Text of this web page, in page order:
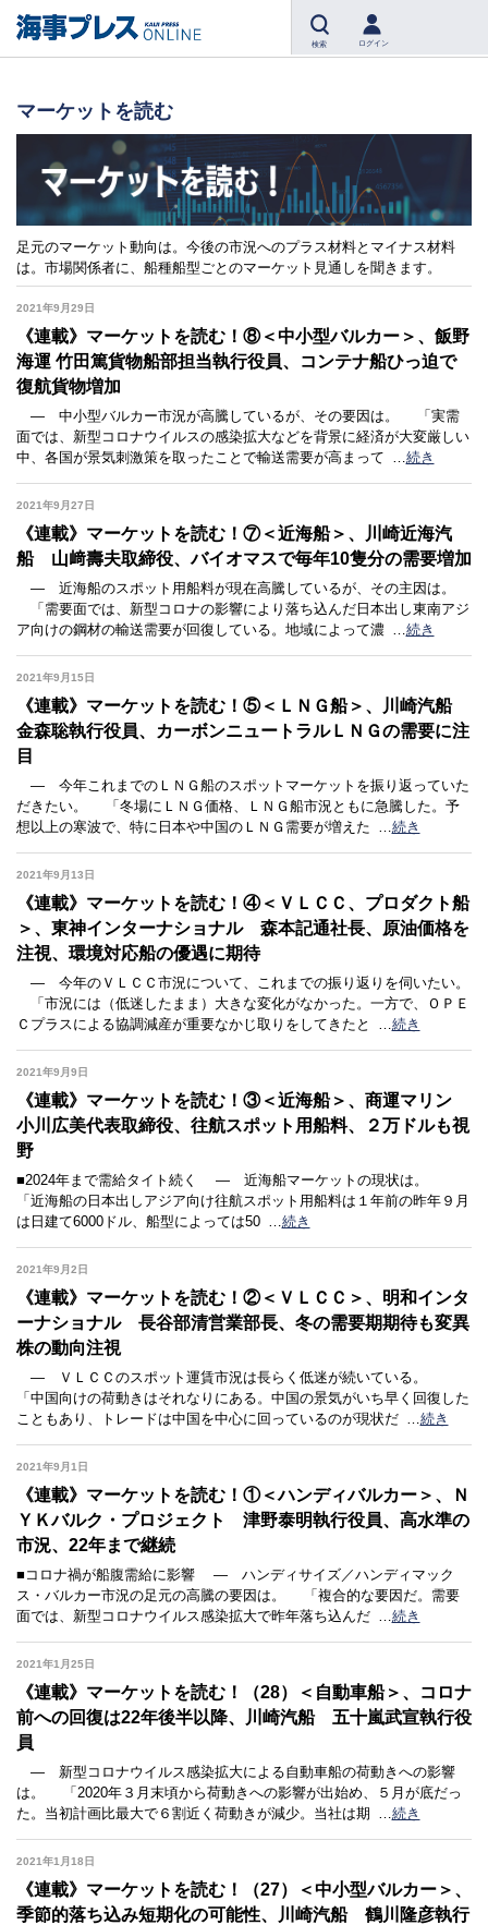
検索 ログイン
マーケットを読む
足元のマーケット動向は。今後の市況へのプラス材料とマイナス材料
は。市場関係者に、船種船型ごとのマーケット見通しを聞きます。
2021年9月29日
《連載》マーケットを読む！⑧＜中小型バルカー＞、飯野
海運 竹田篤貨物船部担当執行役員、コンテナ船ひっ迫で
復航貨物増加
― 中小型バルカー市況が高騰しているが、その要因は。 「実需
面では、新型コロナウイルスの感染拡大などを背景に経済が大変厳しい
中、各国が景気刺激策を取ったことで輸送需要が高まって
続き
2021年9月27日
《連載》マーケットを読む！⑦＜近海船＞、川崎近海汽
船 山﨑壽夫取締役、バイオマスで毎年10隻分の需要増加
― 近海船のスポット用船料が現在高騰しているが、その主因は。
「需要面では、新型コロナの影響により落ち込んだ日本出し東南アジ
ア向けの鋼材の輸送需要が回復している。地域によって濃
続き
2021年9月15日
《連載》マーケットを読む！⑤＜ＬＮＧ船＞、川崎汽船
金森聡執行役員、カーボンニュートラルＬＮＧの需要に注
目
― 今年これまでのＬＮＧ船のスポットマーケットを振り返っていた
だきたい。 「冬場にＬＮＧ価格、ＬＮＧ船市況ともに急騰した。予
想以上の寒波で、特に日本や中国のＬＮＧ需要が増えた
続き
2021年9月13日
《連載》マーケットを読む！④＜ＶＬＣＣ、プロダクト船
＞、東神インターナショナル 森本記通社長、原油価格を
注視、環境対応船の優遇に期待
― 今年のＶＬＣＣ市況について、これまでの振り返りを伺いたい。
「市況には（低迷したまま）大きな変化がなかった。一方で、ＯＰＥ
Ｃプラスによる協調減産が重要なかじ取りをしてきたと
続き
2021年9月9日
《連載》マーケットを読む！③＜近海船＞、商運マリン
小川広美代表取締役、往航スポット用船料、２万ドルも視
野
■2024年まで需給タイト続く ― 近海船マーケットの現状は。
「近海船の日本出しアジア向け往航スポット用船料は１年前の昨年９月
は日建て6000ドル、船型によっては50
続き
2021年9月2日
《連載》マーケットを読む！②＜ＶＬＣＣ＞、明和インタ
ーナショナル 長谷部清営業部長、冬の需要期期待も変異
株の動向注視
― ＶＬＣＣのスポット運賃市況は長らく低迷が続いている。
「中国向けの荷動きはそれなりにある。中国の景気がいち早く回復した
こともあり、トレードは中国を中心に回っているのが現状だ
続き
2021年9月1日
《連載》マーケットを読む！①＜ハンディバルカー＞、Ｎ
ＹＫバルク・プロジェクト 津野泰明執行役員、高水準の
市況、22年まで継続
■コロナ禍が船腹需給に影響 ― ハンディサイズ／ハンディマック
ス・バルカー市況の足元の高騰の要因は。 「複合的な要因だ。需要
面では、新型コロナウイルス感染拡大で昨年落ち込んだ
続き
2021年1月25日
《連載》マーケットを読む！（28）＜自動車船＞、コロナ
前への回復は22年後半以降、川崎汽船 五十嵐武宣執行役
員
― 新型コロナウイルス感染拡大による自動車船の荷動きへの影響
は。 「2020年３月末頃から荷動きへの影響が出始め、５月が底だっ
た。当初計画比最大で６割近く荷動きが減少。当社は期
続き
2021年1月18日
《連載》マーケットを読む！（27）＜中小型バルカー＞、
季節的落ち込み短期化の可能性、川崎汽船 鶴川隆彦執行